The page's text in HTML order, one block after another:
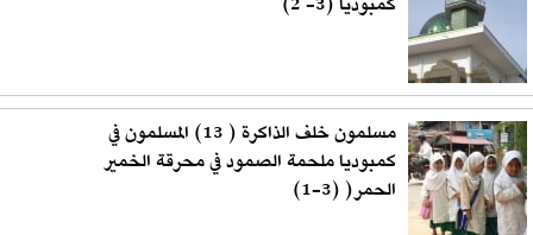
مسلمون خلف الذاكرة ( 13) المسلمون في
كمبوديا ملحمة الصمود في محرقة الخمير
الحمر( (3-1)